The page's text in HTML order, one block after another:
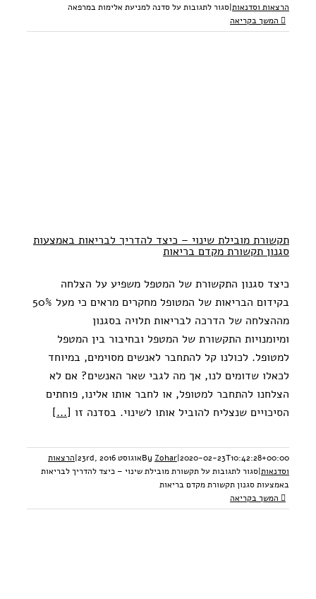
הרצאות וסדנאות|סגור לתגובות על סדנה למניעת אלימות במרפאה
המשך בקריאה
תקשורת מובילת שינוי – כיצד להדריך לבריאות באמצעות
סגנון תקשורת מקדם בריאות
כיצד סגנון התקשורת של המטפל משפיע על הצלחה
בקידום הבריאות של המטופל מחקרים מראים כי מעל 50%
מההצלחה של הדרכה לבריאות תלויה בסגנון
ומיומנויות התקשורת של המטפל ובחיבור בין המטפל
למטופל. לכולנו קל להתחבר לאנשים מסוימים, במיוחד
לכאלו שדומים לנו, אך מה לגבי שאר האנשים? אם לא
הצלחנו להתחבר למטופל, או לחבר אותו אלינו, פוחתים
הסיכויים שנצליח להוביל אותו לשינוי. בסדנה זו [...]
By Zohar|2020-02-23T10:42:28+00:00 אוגוסט 23rd, 2016 |הרצאות
וסדנאות|סגור לתגובות על תקשורת מובילת שינוי – כיצד להדריך לבריאות
באמצעות סגנון תקשורת מקדם בריאות
המשך בקריאה